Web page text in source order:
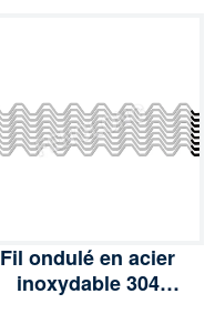
Fil ondulé en acier
inoxydable 304